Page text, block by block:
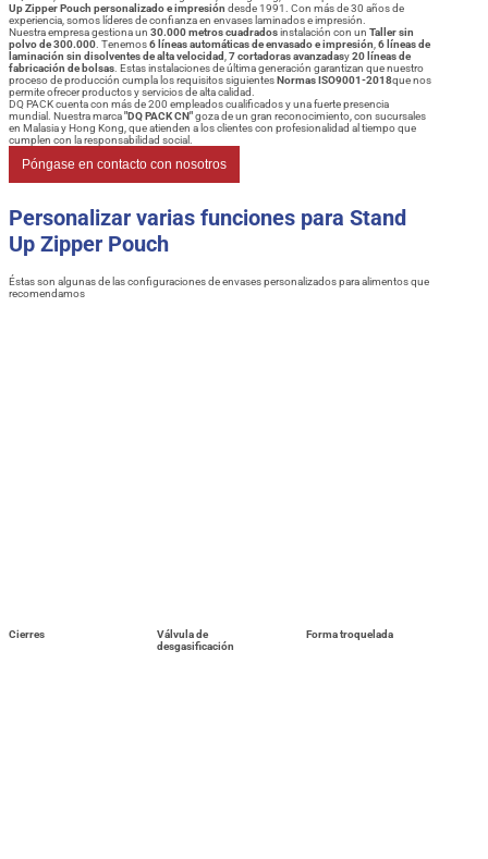
Up Zipper Pouch personalizado e impresión desde 1991. Con más de 30 años de
experiencia, somos líderes de confianza en envases laminados e impresión.
Nuestra empresa gestiona un 30.000 metros cuadradosinstalación con un Taller sin
polvo de 300.000 . Tenemos6 líneas automáticas de envasado e impresión 6 líneas de
laminación sin disolventes de alta velocidad 7 cortadoras avanzadasy20 líneas de
fabricación de bolsas . Estas instalaciones de última generación garantizan que nuestro
proceso de producción cumpla los requisitos siguientesNormas ISO9001-2018que nos
permite ofrecer productos y servicios de alta calidad.
DQ PACK cuenta con más de 200 empleados cualificados y una fuerte presencia
mundial. Nuestra marca"DQ PACK CN"goza de un gran reconocimiento, con sucursales
en Malasia y Hong Kong, que atienden a los clientes con profesionalidad al tiempo que
cumplen con la responsabilidad social.
Póngase en contacto con nosotros
Personalizar varias funciones para Stand
Up Zipper Pouch
Éstas son algunas de las configuraciones de envases personalizados para alimentos que
recomendamos
Cierres
Válvula de
desgasificación
Forma troquelada